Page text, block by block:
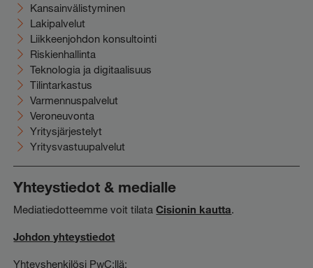
Kansainvälistyminen
Lakipalvelut
Liikkeenjohdon konsultointi
Riskienhallinta
Teknologia ja digitaalisuus
Tilintarkastus
Varmennuspalvelut
Veroneuvonta
Yritysjärjestelyt
Yritysvastuupalvelut
Yhteystiedot & medialle
Mediatiedotteemme voit tilataCisionin kautta.
Johdon yhteystiedot
Yhteyshenkilösi PwC:llä: